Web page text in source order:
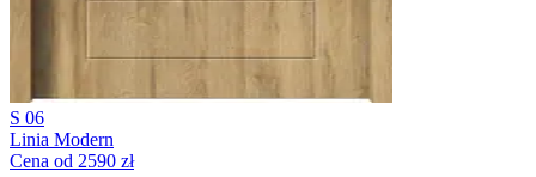
S 06
Linia Modern
Cena od 2590 zł